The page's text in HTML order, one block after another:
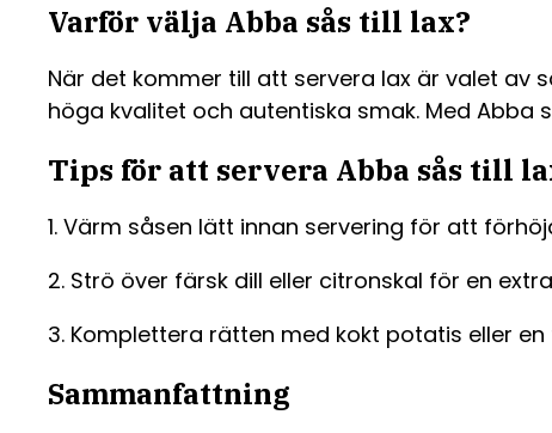
Varför välja Abba sås till lax?
När det kommer till att servera lax är valet av
höga kvalitet och autentiska smak. Med
Tips för att servera Abba sås till
1. Värm såsen lätt innan servering för att
2. Strö över färsk dill eller citronskal för en
3. Komplettera rätten med kokt potatis eller
Sammanfattning